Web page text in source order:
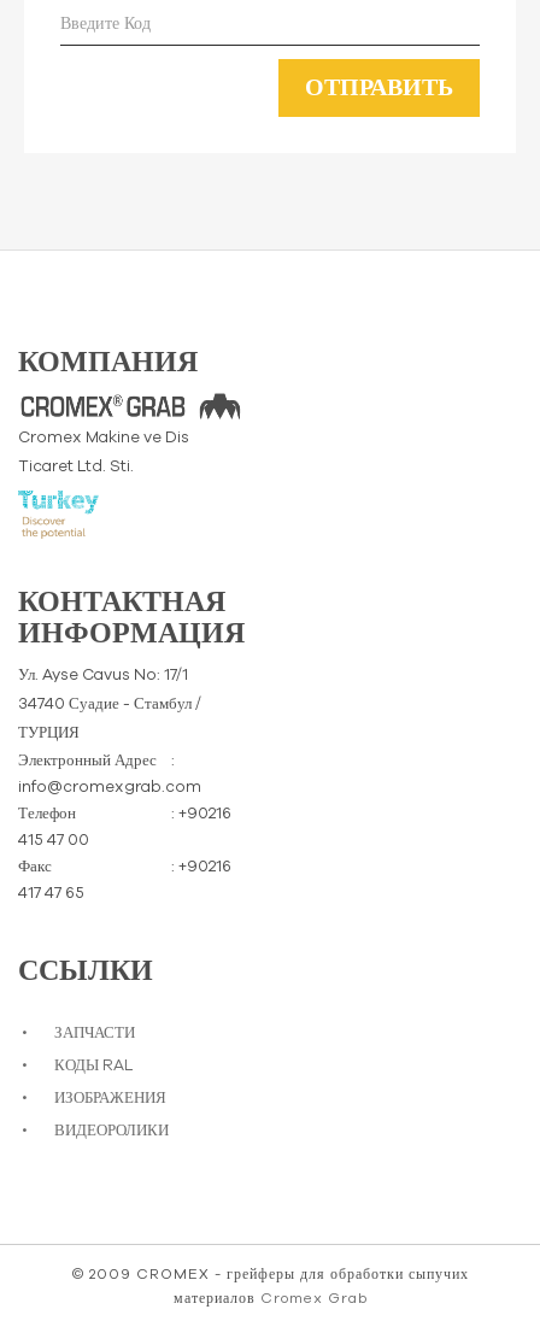
ОТПРАВИТЬ
КОМПАНИЯ
Cromex Makine ve Dis
Ticaret Ltd. Sti.
КОНТАКТНАЯ
ИНФОРМАЦИЯ
Ул. Ayse Cavus No: 17/1
34740 Суадие - Стамбул /
ТУРЦИЯ
Электронный Адрес
:
info@cromexgrab.com
Телефон
: +90216
415 47 00
Факс
: +90216
417 47 65
ССЫЛКИ
ЗАПЧАСТИ
КОДЫ RAL
ИЗОБРАЖЕНИЯ
ВИДЕОРОЛИКИ
© 2009 CROMEX - грейферы для обработки сыпучих
материалов Cromex Grab